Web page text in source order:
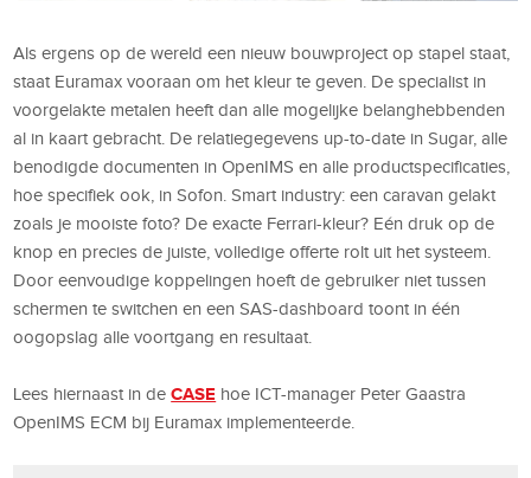
Als ergens op de wereld een nieuw bouwproject op stapel staat,
staat Euramax vooraan om het kleur te geven. De specialist in
voorgelakte metalen heeft dan alle mogelijke belanghebbenden
al in kaart gebracht. De relatiegegevens up-to-date in Sugar, alle
benodigde documenten in OpenIMS en alle productspecificaties,
hoe specifiek ook, in Sofon. Smart industry: een caravan gelakt
zoals je mooiste foto? De exacte Ferrari-kleur? Eén druk op de
knop en precies de juiste, volledige offerte rolt uit het systeem.
Door eenvoudige koppelingen hoeft de gebruiker niet tussen
schermen te switchen en een SAS-dashboard toont in één
oogopslag alle voortgang en resultaat.
Lees hiernaast in deCASE hoe ICT-manager Peter Gaastra
OpenIMS ECM bij Euramax implementeerde.